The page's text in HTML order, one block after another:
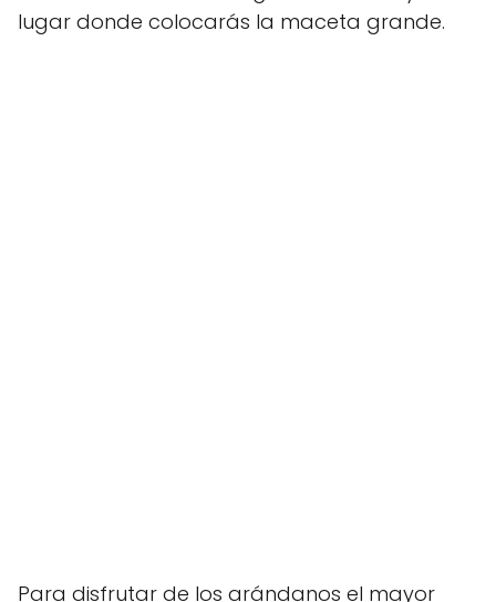
lugar donde colocarás la maceta grande.
Para disfrutar de los arándanos el mayor